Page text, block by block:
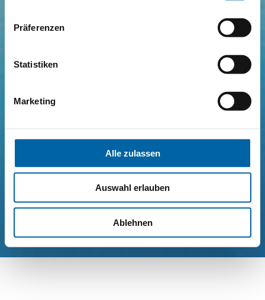
Präferenzen
Statistiken
Marketing
Alle zulassen
Auswahl erlauben
Ablehnen